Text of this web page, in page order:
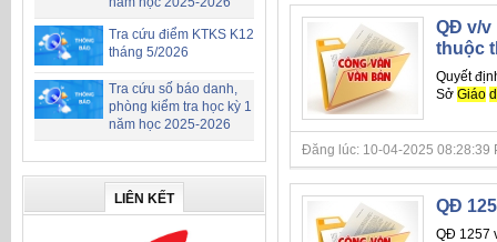
Tra cứu điểm KTKS K12
tháng 5/2026
Tra cứu số báo danh,
phòng kiểm tra học kỳ 1
năm học 2025-2026
LIÊN KẾT
QĐ v/v
thuộc
Quyết
Sở Giáo
Đăng lúc: 10-04-2025 08:28:39
QĐ
QĐ 1257